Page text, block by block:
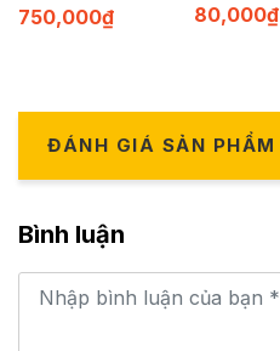
750,000₫
80,000₫
ĐÁNH GIÁ SẢN PHẨM
Bình luận